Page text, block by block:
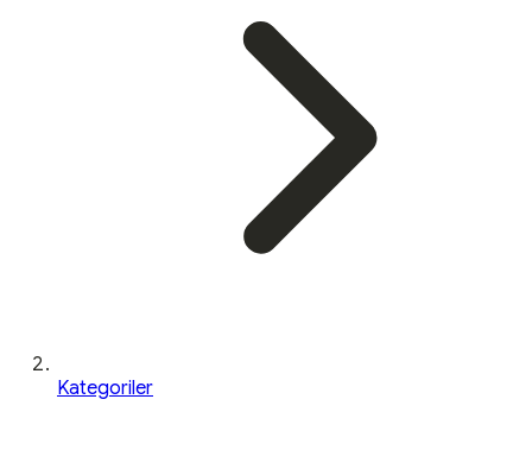
Kategoriler